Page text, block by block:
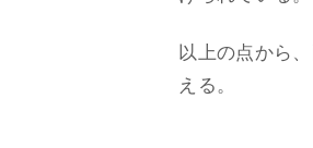
以上の点から
える。